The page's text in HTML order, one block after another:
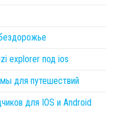
explorer под ios
для путешествий
для IOS и Android